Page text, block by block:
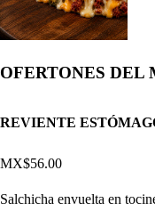
OFERTONES DEL
REVIENTE
MX$56.00
Salchicha envuelta en